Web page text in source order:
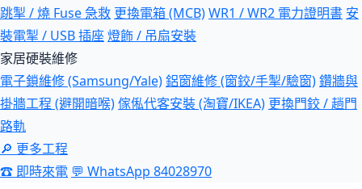
跳掣 / 燒 Fuse 急救 更換電箱 (MCB)WR1 / WR2 電力證明書 安
裝電掣 / USB 插座燈飾 / 吊扇安裝
家居硬裝維修
電子鎖維修 (Samsung/Yale)鋁窗維修 (窗鉸/手掣/驗窗)鑽牆與
掛牆工程 (避開暗喉)傢俬代客安裝 (淘寶/IKEA) 更換門鉸 / 趟門
路軌
🔎 更多工程
☎ 即時來電 💬 WhatsApp 84028970